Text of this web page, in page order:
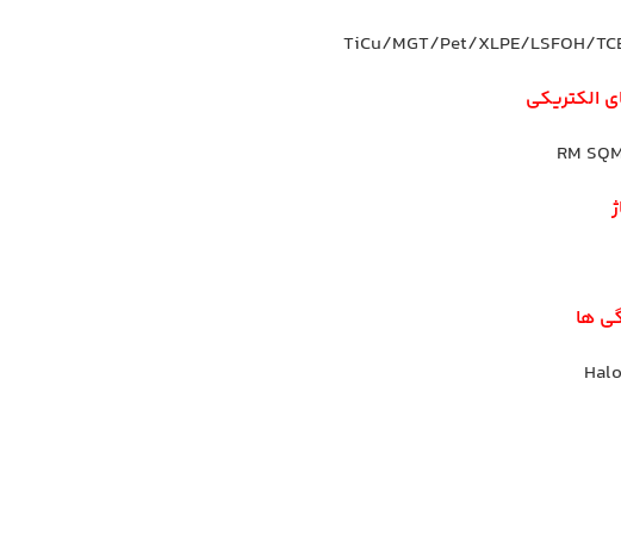
TiCu/MGT/Pet/XLPE/LSFOH/
الکتریکی
ها